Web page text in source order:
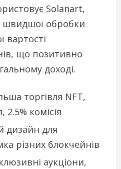
Solanart,
швидшої обробки
вартості
що позитивно
доході.
торгівля NFT,
2.5% комісія
дизайн для
різних блокчейнів
аукціони,